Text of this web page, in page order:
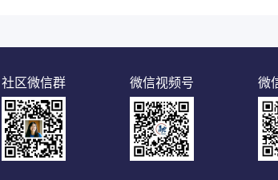
微
微信视频号
社区微信群